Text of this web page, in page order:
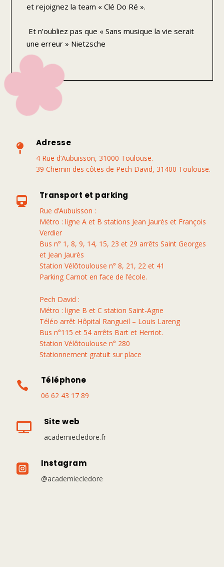
et rejoignez la team « Clé Do Ré ».
Et n’oubliez pas que « Sans musique la vie serait
une erreur » Nietzsche
 Adresse
4 Rue d’Aubuisson, 31000 Toulouse.
39 Chemin des côtes de Pech David, 31400 Toulouse.
 Transport et parking
Rue d’Aubuisson :
Métro : ligne A et B stations Jean Jaurès et François
Verdier
Bus n° 1, 8, 9, 14, 15, 23 et 29 arrêts Saint Georges
et Jean Jaurès
Station Vélôtoulouse n° 8, 21, 22 et 41
Parking Carnot en face de l’école.
Pech David :
Métro : ligne B et C station Saint-Agne
Téléo arrêt Hôpital Rangueil – Louis Lareng
Bus n°115 et 54 arrêts Bart et Herriot.
Station Vélôtoulouse n° 280
Stationnement gratuit sur place
 Téléphone
06 62 43 17 89
 Site web
academiecledore.fr
 Instagram
@academiecledore